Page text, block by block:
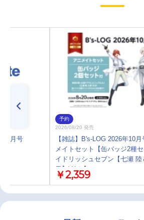
10月号
予約
2026/08/20 発売
【雑誌】B's-LOG 2026年10
メイトセット【缶バッジ2種
イドリッシュセブン【七瀬 陸
天】)付き】
￥2,359